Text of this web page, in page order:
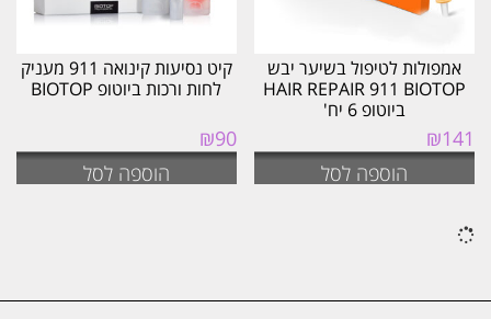
אמפולות לטיפול בשיער יבש
HAIR REPAIR 911 BIOTOP
ביוטופ 6 יח'
₪141
הוספה לסל
קיט נסיעות קינואה 911 מעניק
לחות ורכות ביוטופ BIOTOP
₪90
הוספה לסל